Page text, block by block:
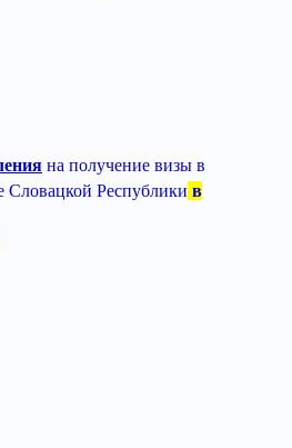
на получение визы в
Словацкой Республики в